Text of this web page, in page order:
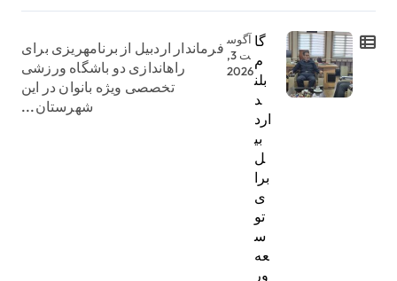
گا
م
بلن
د
ارد
بی
ل
برا
ی
تو
س
عه
ور
آگوس
ت 3,
2026
فرماندار اردبیل از برنامهریزی برای
راهاندازی دو باشگاه ورزشی
تخصصی ویژه بانوان در این
شهرستان...